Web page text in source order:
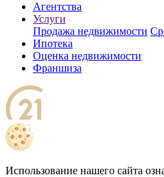
Агентства
Услуги
Продажа недвижимости
Ипотека
Оценка недвижимости
Франшиза
Использование нашего сайта